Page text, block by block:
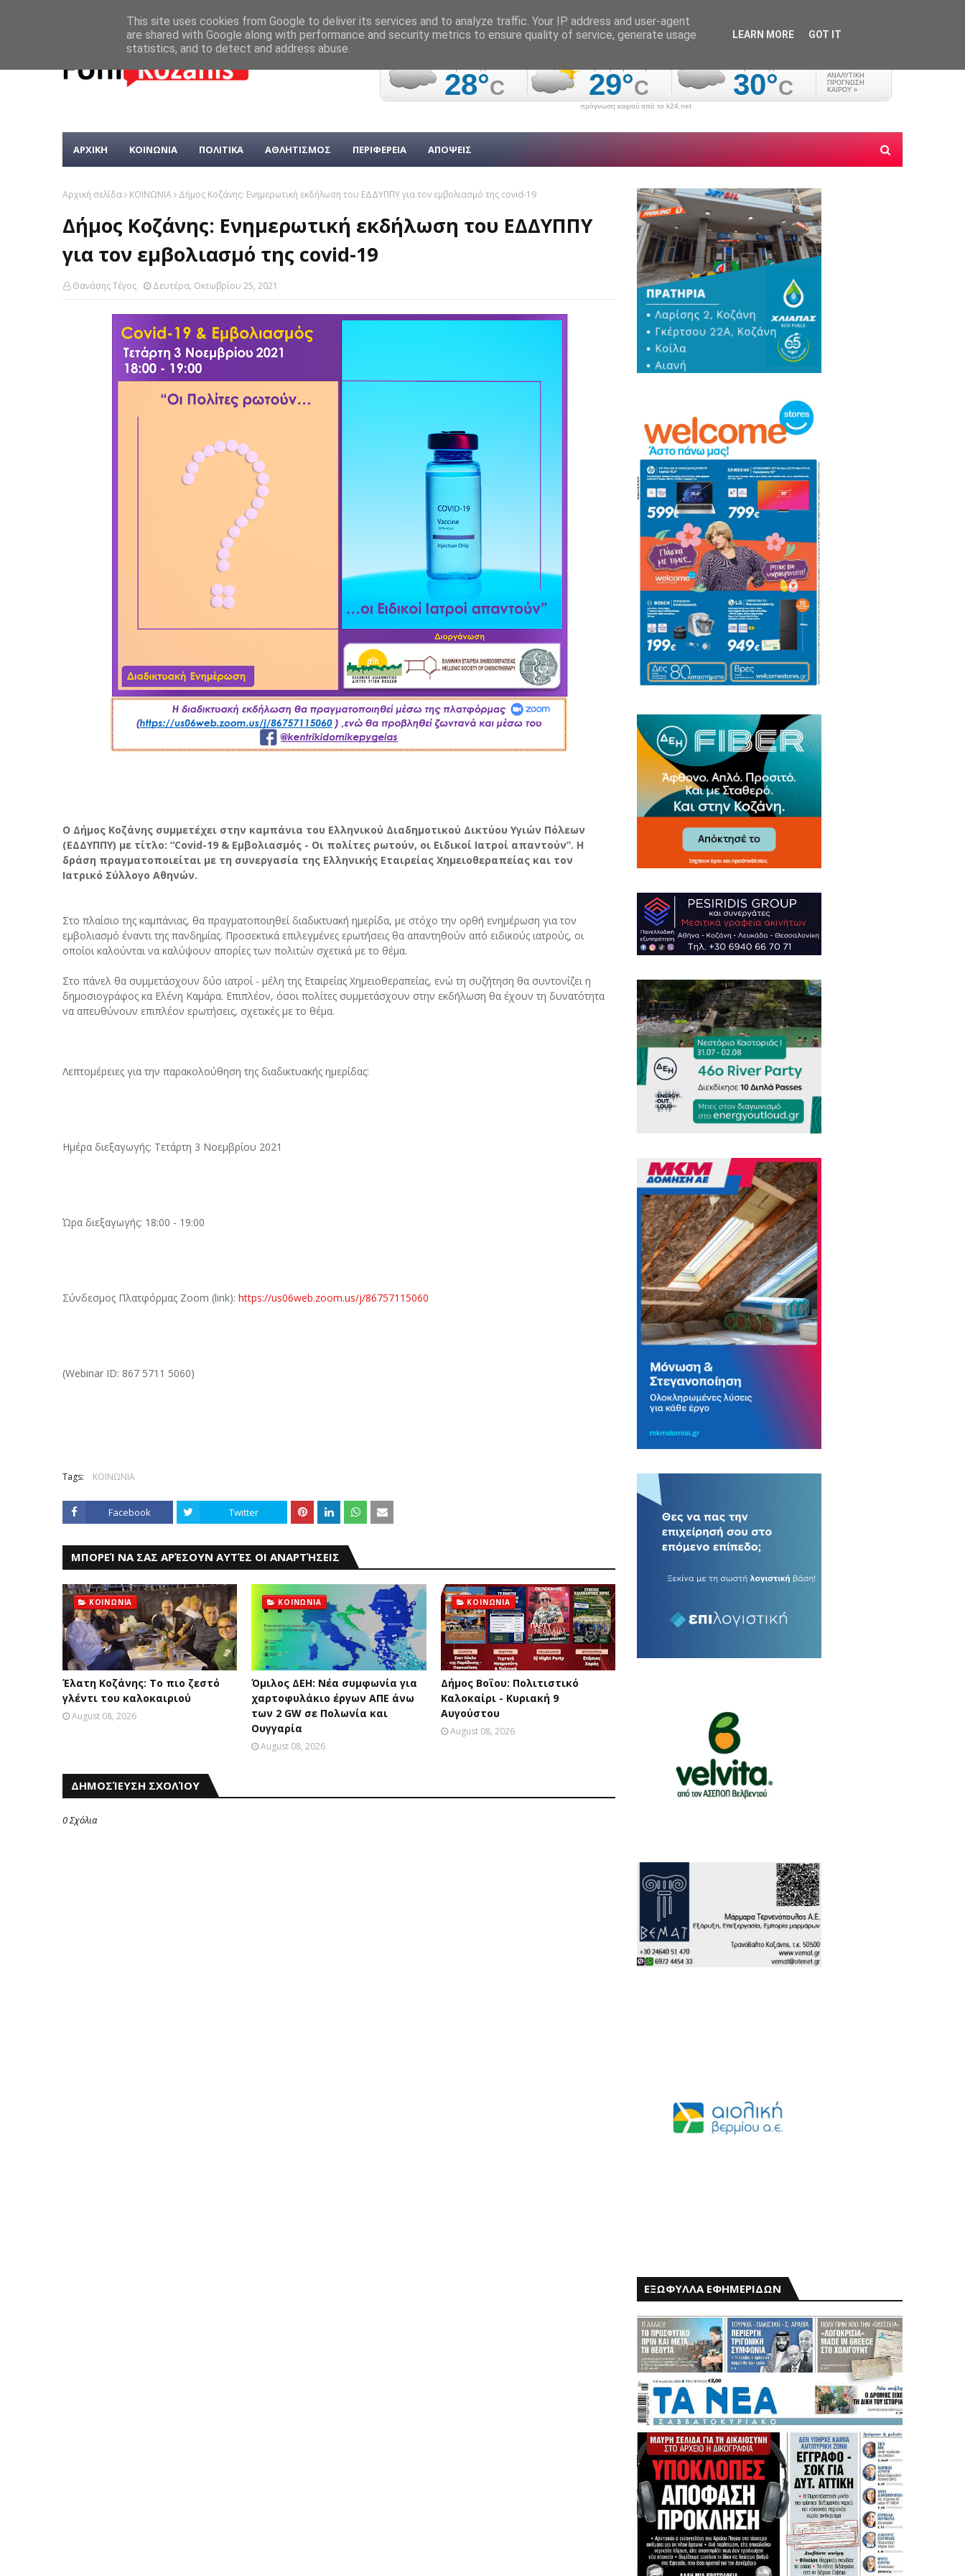
πρόγνωση καιρού από το k24.net
ΑΡΧΙΚΗ ΚΟΙΝΩΝΙΑ ΠΟΛΙΤΙΚΑ ΑΘΛΗΤΙΣΜΟΣ ΠΕΡΙΦΕΡΕΙΑ ΑΠΟΨΕΙΣ
Αρχική σελίδα ΚΟΙΝΩΝΙΑ Δήμος Κοζάνης: Ενημερωτική εκδήλωση του ΕΔΔΥΠΠΥ για τον εμβολιασμό της covid-19
Δήμος Κοζάνης: Ενημερωτική εκδήλωση του ΕΔΔΥΠΠΥ
για τον εμβολιασμό της covid-19
Θανάσης Τέγος Δευτέρα, Οκτωβρίου 25, 2021
Ο Δήμος Κοζάνης συμμετέχει στην καμπάνια του Ελληνικού Διαδημοτικού Δικτύου Υγιών Πόλεων
(ΕΔΔΥΠΠΥ) με τίτλο: “Covid-19 & Εμβολιασμός - Οι πολίτες ρωτούν, οι Ειδικοί Ιατροί απαντούν”. Η
δράση πραγματοποιείται με τη συνεργασία της Ελληνικής Εταιρείας Χημειοθεραπείας και τον
Ιατρικό Σύλλογο Αθηνών.
Στο πλαίσιο της καμπάνιας, θα πραγματοποιηθεί διαδικτυακή ημερίδα, με στόχο την ορθή ενημέρωση για τον
εμβολιασμό έναντι της πανδημίας. Προσεκτικά επιλεγμένες ερωτήσεις θα απαντηθούν από ειδικούς ιατρούς, οι
οποίοι καλούνται να καλύψουν απορίες των πολιτών σχετικά με το θέμα.
Στο πάνελ θα συμμετάσχουν δύο ιατροί - μέλη της Εταιρείας Χημειοθεραπείας, ενώ τη συζήτηση θα συντονίζει η
δημοσιογράφος κα Ελένη Καμάρα. Επιπλέον, όσοι πολίτες συμμετάσχουν στην εκδήλωση θα έχουν τη δυνατότητα
να απευθύνουν επιπλέον ερωτήσεις, σχετικές με το θέμα.
Λεπτομέρειες για την παρακολούθηση της διαδικτυακής ημερίδας:
Ημέρα διεξαγωγής: Τετάρτη 3 Νοεμβρίου 2021
Ώρα διεξαγωγής: 18:00 - 19:00
Σύνδεσμος Πλατφόρμας Zoom (link): https://us06web.zoom.us/j/86757115060
(Webinar ID: 867 5711 5060)
Tags: ΚΟΙΝΩΝΙΑ
Facebook Twitter
ΜΠΟΡΕΊ ΝΑ ΣΑΣ ΑΡΈΣΟΥΝ ΑΥΤΈΣ ΟΙ ΑΝΑΡΤΉΣΕΙΣ
ΚΟΙΝΩΝΙΑ
Έλατη Κοζάνης: Το πιο ζεστό
γλέντι του καλοκαιριού
August 08, 2026
ΚΟΙΝΩΝΙΑ
Όμιλος ΔΕΗ: Νέα συμφωνία για
χαρτοφυλάκιο έργων ΑΠΕ άνω
των 2 GW σε Πολωνία και
Ουγγαρία
August 08, 2026
ΚΟΙΝΩΝΙΑ
Δήμος Βοΐου: Πολιτιστικό
Καλοκαίρι - Κυριακή 9
Αυγούστου
August 08, 2026
ΔΗΜΟΣΊΕΥΣΗ ΣΧΟΛΊΟΥ
0 Σχόλια
ΕΞΩΦΥΛΛΑ ΕΦΗΜΕΡΙΔΩΝ
This site uses cookies from Google to deliver its services and to analyze traffic. Your IP address and user-agent
are shared with Google along with performance and security metrics to ensure quality of service, generate usage
statistics, and to detect and address abuse.
LEARN MORE GOT IT